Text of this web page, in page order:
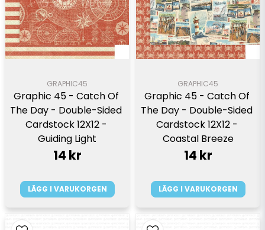
GRAPHIC45
Graphic 45 - Catch Of
The Day - Double-Sided
Cardstock 12X12 -
Guiding Light
14 kr
LÄGG I VARUKORGEN
GRAPHIC45
Graphic 45 - Catch Of
The Day - Double-Sided
Cardstock 12X12 -
Coastal Breeze
14 kr
LÄGG I VARUKORGEN